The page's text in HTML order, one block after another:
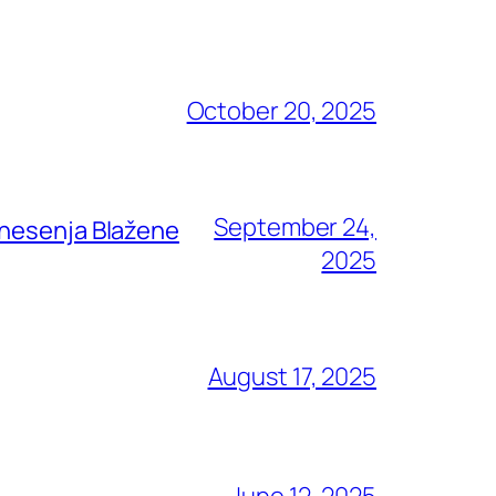
October 20, 2025
Blažene
September 24,
2025
August 17, 2025